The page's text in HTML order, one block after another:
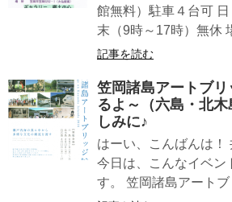
館無料）駐車４台可
末（9時～17時）無
記事を読む
笠岡諸島アートブリ
るよ～（六島・北
しみに♪
はーい、こんばんは！
今日は、こんなイベン
す。 笠岡諸島アート